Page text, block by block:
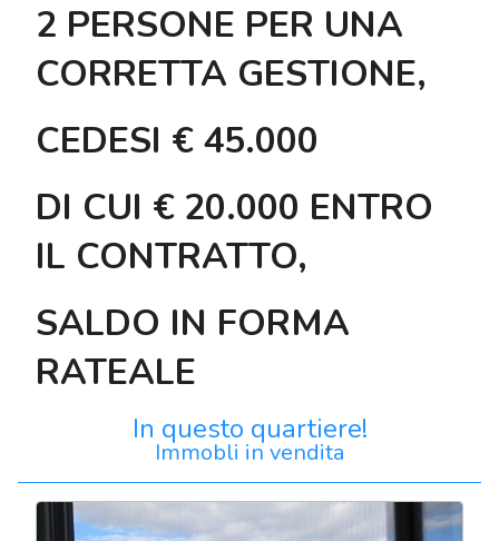
2 PERSONE PER UNA
CORRETTA GESTIONE,
CEDESI € 45.000
DI CUI € 20.000 ENTRO
IL CONTRATTO,
SALDO IN FORMA
RATEALE
In questo quartiere!
Immobli in vendita